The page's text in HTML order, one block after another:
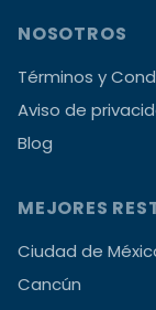
NOSOTROS
Términos y
Aviso de
Blog
MEJORES
Ciudad de
Cancún